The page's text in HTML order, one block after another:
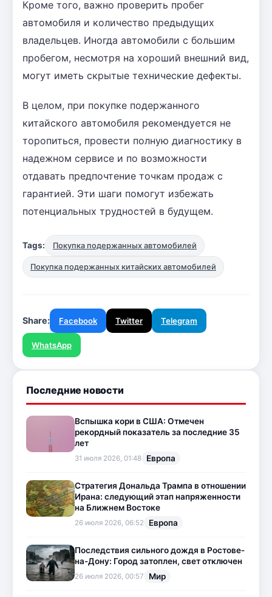
Кроме того, важно проверить пробег
автомобиля и количество предыдущих
владельцев. Иногда автомобили с большим
пробегом, несмотря на хороший внешний вид,
могут иметь скрытые технические дефекты.
В целом, при покупке подержанного
китайского автомобиля рекомендуется не
торопиться, провести полную диагностику в
надежном сервисе и по возможности
отдавать предпочтение точкам продаж с
гарантией. Эти шаги помогут избежать
потенциальных трудностей в будущем.
Tags: Покупка подержанных автомобилей
Покупка подержанных китайских автомобилей
Share: Facebook Twitter Telegram
WhatsApp
Последние новости
Вспышка кори в США: Отмечен
рекордный показатель за последние 35
лет
31 июля 2026, 01:48 Европа
Стратегия Дональда Трампа в отношении
Ирана: следующий этап напряженности
на Ближнем Востоке
26 июля 2026, 06:52 Европа
Последствия сильного дождя в Ростове-
на-Дону: Город затоплен, свет отключен
26 июля 2026, 00:57 Мир